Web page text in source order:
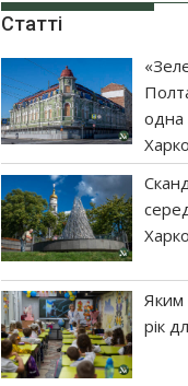
Статті
одна
Яким
рік